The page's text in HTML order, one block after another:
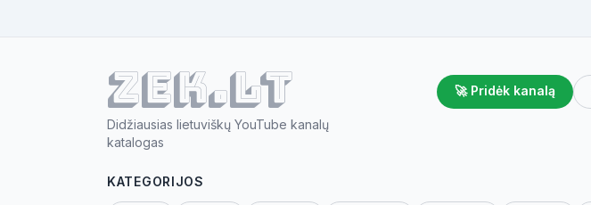
ZEK.lt
Didžiausias lietuviškų YouTube kanalų
katalogas
🚀 Pridėk kanalą
KATEGORIJOS